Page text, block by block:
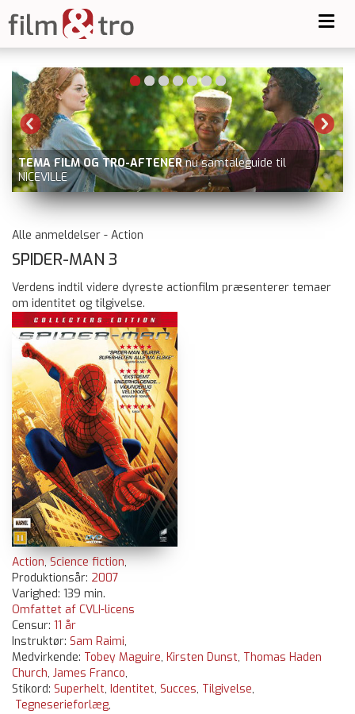
TEMA FILM OG TRO-AFTENER nu samtaleguide til
NICEVILLE
Alle anmeldelser - Action
SPIDER-MAN 3
Verdens indtil videre dyreste actionfilm præsenterer temaer
om identitet og tilgivelse.
Action, Science fiction,
Produktionsår: 2007
Varighed: 139 min.
Omfattet af CVLI-licens
Censur: 11 år
Instruktør: Sam Raimi,
Medvirkende: Tobey Maguire, Kirsten Dunst, Thomas Haden
Church, James Franco,
Stikord: Superhelt, Identitet, Succes, Tilgivelse,
Tegneserieforlæg,